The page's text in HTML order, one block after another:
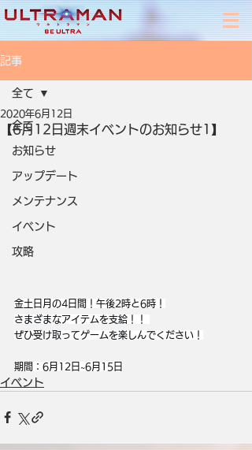
記事
全て
お知らせ
アップデート
メンテナンス
イベント
攻略
全て
【6月12日週末イベントのお知らせ1】
2020年6月12日
金土日月の4日間！午後2時と6時！
さまざまなアイテムを支給！！
ぜひ受け取ってゲームを楽しんでください！
期間：6月12日~6月15日
イベント